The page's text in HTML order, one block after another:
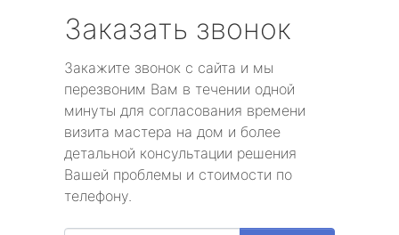
Заказать звонок
Закажите звонок с сайта и мы
перезвоним Вам в течении одной
минуты для согласования времени
визита мастера на дом и более
детальной консультации решения
Вашей проблемы и стоимости по
телефону.